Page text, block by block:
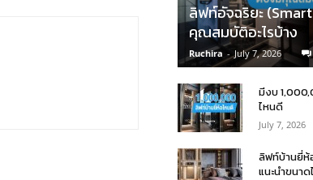
ลิฟท์อัจฉริยะ
คุณสมบัติอะไรบ้าง
Ruchira - July 7, 2026
มีงบ
ไหนดี
July 7, 2026
ลิฟท์บ้านยี่ห้
แนะนำขนาด